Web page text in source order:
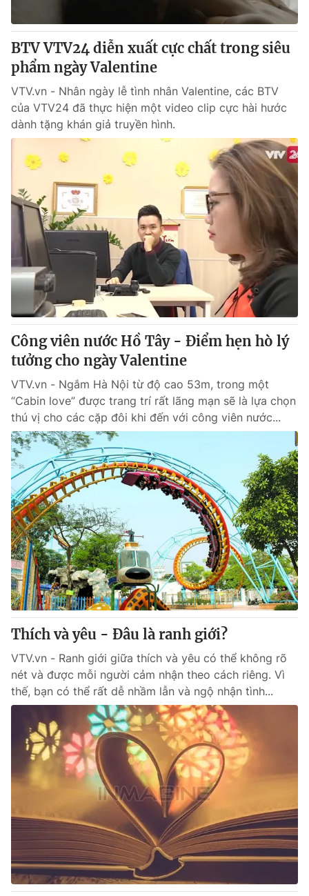
BTV VTV24 diễn xuất cực chất trong siêu
phẩm ngày Valentine
VTV.vn - Nhân ngày lễ tình nhân Valentine, các BTV
của VTV24 đã thực hiện một video clip cực hài hước
dành tặng khán giả truyền hình.
Công viên nước Hồ Tây - Điểm hẹn hò lý
tưởng cho ngày Valentine
VTV.vn - Ngắm Hà Nội từ độ cao 53m, trong một
“Cabin love” được trang trí rất lãng mạn sẽ là lựa chọn
thú vị cho các cặp đôi khi đến với công viên nước...
Thích và yêu - Đâu là ranh giới?
VTV.vn - Ranh giới giữa thích và yêu có thể không rõ
nét và được mỗi người cảm nhận theo cách riêng. Vì
thế, bạn có thể rất dễ nhầm lẫn và ngộ nhận tình...